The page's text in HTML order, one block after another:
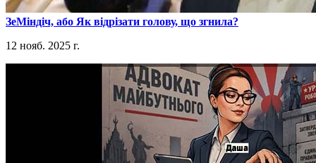
​ЗеМіндіч, або Як відрізати голову, що згнила?
12 нояб. 2025 г.